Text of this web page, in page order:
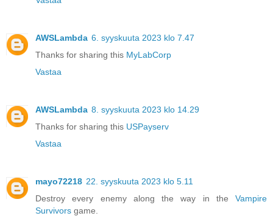
AWSLambda 6. syyskuuta 2023 klo 7.47
Thanks for sharing this MyLabCorp
Vastaa
AWSLambda 8. syyskuuta 2023 klo 14.29
Thanks for sharing this USPayserv
Vastaa
mayo72218 22. syyskuuta 2023 klo 5.11
Destroy every enemy along the way in the Vampire
Survivors game.